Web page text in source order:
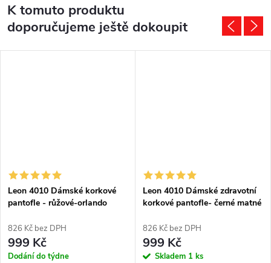
K tomuto produktu
doporučujeme ještě dokoupit
Leon 4010 Dámské korkové
pantofle - růžové-orlando
826 Kč bez DPH
999 Kč
Dodání do týdne
Leon 4010 Dámské zdravotní
korkové pantofle- černé matné
826 Kč bez DPH
999 Kč
Skladem 1 ks